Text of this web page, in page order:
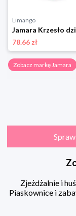
Limango
78.66 zł
Zobacz markę Jamara
Zjeżdżalnie i
Piaskownice i